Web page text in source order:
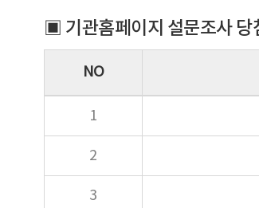
▣ 기관홈페이지 설문조사
NO
1
2
3